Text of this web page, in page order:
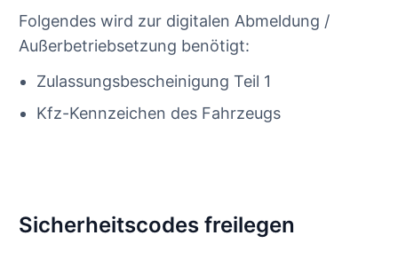
Folgendes wird zur digitalen Abmeldung /
Außerbetriebsetzung benötigt:
Zulassungsbescheinigung Teil 1
Kfz-Kennzeichen des Fahrzeugs
Sicherheitscodes freilegen